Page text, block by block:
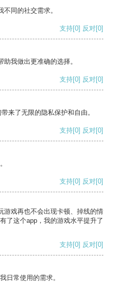
同的社交需求。
支持[0] 反对[0]
我做出更准确的选择。
支持[0] 反对[0]
来了无限的隐私保护和自由。
支持[0] 反对[0]
支持[0] 反对[0]
游戏再也不会出现卡顿、掉线的情
了这个app，我的游戏水平提升了
支持[0] 反对[0]
日常使用的需求。